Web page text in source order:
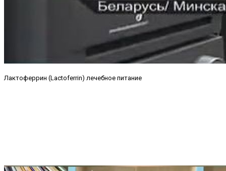
Лактоферрин (Lactoferrin) лечебное питание